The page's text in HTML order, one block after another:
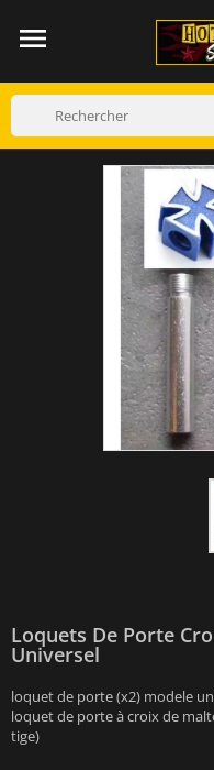

Loquets De Porte
Universel
loquet de porte (x2) modele
loquet de porte à croix de
tige)